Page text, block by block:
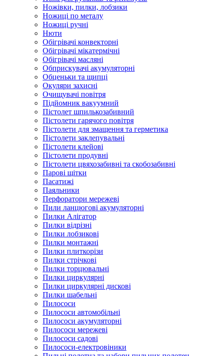
Ножівки, пилки, лобзики
Ножиці по металу
Ножиці ручні
Нюти
Обігрівачі конвекторні
Обігрівачі мікатермічні
Обігрівачі масляні
Обприскувачі акумуляторні
Обценьки та щипці
Окуляри захисні
Очищувачі повітря
Підйомник вакуумний
Пістолет шпилькозабивний
Пістолети гарячого повітря
Пістолети для змащення та герметика
Пістолети заклепувальні
Пістолети клейові
Пістолети продувні
Пістолети цвяхозабивні та скобозабивні
Парові щітки
Пасатижі
Паяльники
Перфоратори мережеві
Пили ланцюгові акумуляторні
Пилки Алігатор
Пилки відрізні
Пилки лобзикові
Пилки монтажні
Пилки плиткорізи
Пилки стрічкові
Пилки торцювальні
Пилки циркулярні
Пилки циркулярні дискові
Пилки шабельні
Пилососи
Пилососи автомобільні
Пилососи акумуляторні
Пилососи мережеві
Пилососи садові
Пилососи-електровіники